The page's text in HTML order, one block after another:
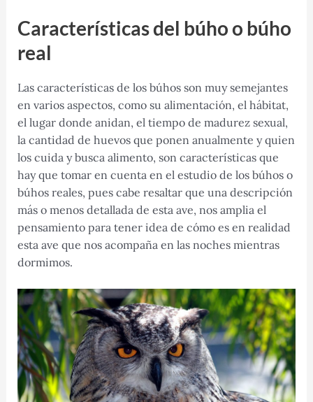
Características del búho o búho
real
Las características de los búhos son muy semejantes
en varios aspectos, como su alimentación, el hábitat,
el lugar donde anidan, el tiempo de madurez sexual,
la cantidad de huevos que ponen anualmente y quien
los cuida y busca alimento, son características que
hay que tomar en cuenta en el estudio de los búhos o
búhos reales, pues cabe resaltar que una descripción
más o menos detallada de esta ave, nos amplia el
pensamiento para tener idea de cómo es en realidad
esta ave que nos acompaña en las noches mientras
dormimos.